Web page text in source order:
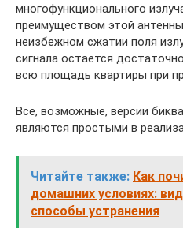
многофункционального
преимуществом этой
неизбежном сжатии поля
сигнала остается
всю площадь квартиры при
Все, возможные, версии
являются простыми в
Читайте также: Как
домашних условиях:
способы устранения